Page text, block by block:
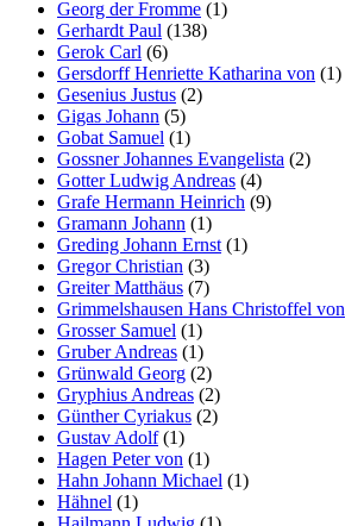
Georg der Fromme (1)
Gerhardt Paul (138)
Gerok Carl (6)
Gersdorff Henriette Katharina von (1)
Gesenius Justus (2)
Gigas Johann (5)
Gobat Samuel (1)
Gossner Johannes Evangelista (2)
Gotter Ludwig Andreas (4)
Grafe Hermann Heinrich (9)
Gramann Johann (1)
Greding Johann Ernst (1)
Gregor Christian (3)
Greiter Matthäus (7)
Grimmelshausen Hans Christoffel von
Grosser Samuel (1)
Gruber Andreas (1)
Grünwald Georg (2)
Gryphius Andreas (2)
Günther Cyriakus (2)
Gustav Adolf(1)
Hagen Peter von (1)
Hahn Johann Michael (1)
Hähnel (1)